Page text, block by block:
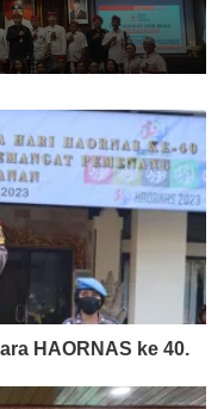
HAORNAS ke 40.